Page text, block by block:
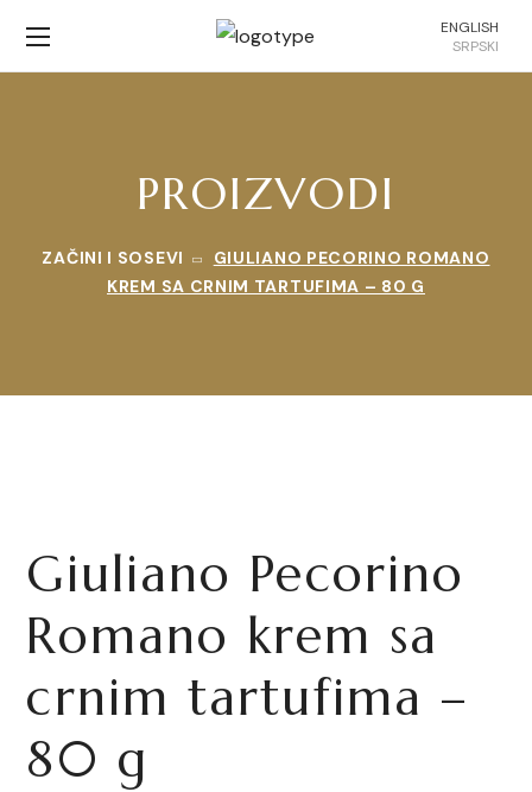
ENGLISH
SRPSKI
PROIZVODI
ZAČINI I SOSEVI
GIULIANO PECORINO ROMANO
KREM SA CRNIM TARTUFIMA – 80 G
Giuliano Pecorino
Romano krem sa
crnim tartufima –
80 g